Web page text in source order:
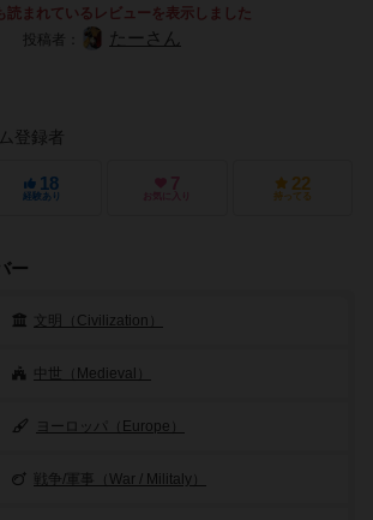
読まれているレビューを表示しました
投稿者：
たーさん
登録者
18
経験あり
7
お気に入り
22
持ってる
ー
文明（Civilization）
中世（Medieval）
ヨーロッパ（Europe）
戦争/軍事（War / Militaly）